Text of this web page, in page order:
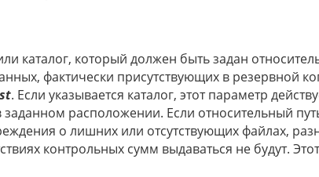
каталог, который должен быть задан
фактически присутствующих в резервной
. Если указывается каталог, этот параметр
расположении. Если относительный
о лишних или отсутствующих файлах,
контрольных сумм выдаваться не будут.